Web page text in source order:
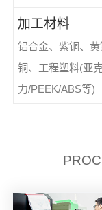
加工材料
铝合金、紫铜、
铜、工程塑料(亚
力/PEEK/ABS等)